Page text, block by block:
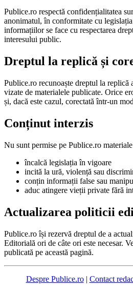
Publice.ro respectă confidențialitatea
anonimatul, în conformitate cu
informațiilor se face cu respectarea
interesului public.
Dreptul la replică și
Publice.ro recunoaște dreptul la replică
vizate de materialele publicate. Orice
și, dacă este cazul, corectată într-un
Conținut interzis
Nu sunt permise pe Publice.ro
încalcă legislația în vigoare
incită la ură, violență sau
conțin informații false sau
aduc atingere vieții private fără
Actualizarea politicii
Publice.ro își rezervă dreptul de a
Editorială ori de câte ori este necesar.
publicată pe această pagină.
Despre Publice.ro| Contact